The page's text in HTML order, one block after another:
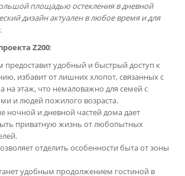
площадью остекления в дневной
дизайн актуален в любое время и для
Z200:
удобный и быстрый доступ к
избавит от лишних хлопот, связанных с
на этаж, что немаловажно для семей с
и людей пожилого возраста.
ночной и дневной частей дома дает
приватную жизнь от любопытных
отделить особенности быта от зоны
удобным продолжением гостиной в